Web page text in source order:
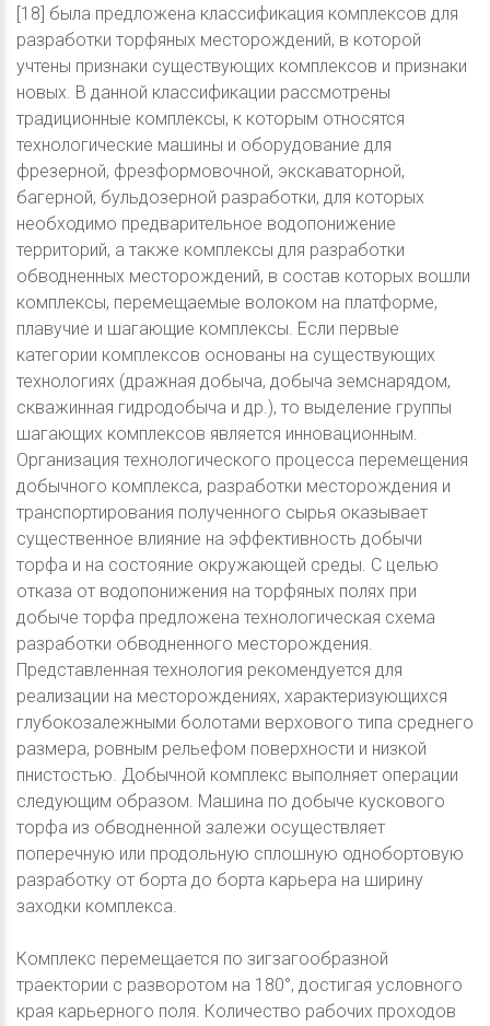
[18] была предложена классификация комплексов для
разработки торфяных месторождений, в которой
учтены признаки существующих комплексов и признаки
новых. В данной классификации рассмотрены
традиционные комплексы, к которым относятся
технологические машины и оборудование для
фрезерной, фрезформовочной, экскаваторной,
багерной, бульдозерной разработки, для которых
необходимо предварительное водопонижение
территорий, а также комплексы для разработки
обводненных месторождений, в состав которых вошли
комплексы, перемещаемые волоком на платформе,
плавучие и шагающие комплексы. Если первые
категории комплексов основаны на существующих
технологиях (дражная добыча, добыча земснарядом,
скважинная гидродобыча и др.), то выделение группы
шагающих комплексов является инновационным.
Организация технологического процесса перемещения
добычного комплекса, разработки месторождения и
транспортирования полученного сырья оказывает
существенное влияние на эффективность добычи
торфа и на состояние окружающей среды. С целью
отказа от водопонижения на торфяных полях при
добыче торфа предложена технологическая схема
разработки обводненного месторождения.
Представленная технология рекомендуется для
реализации на месторождениях, характеризующихся
глубокозалежными болотами верхового типа среднего
размера, ровным рельефом поверхности и низкой
пнистостью. Добычной комплекс выполняет операции
следующим образом. Машина по добыче кускового
торфа из обводненной залежи осуществляет
поперечную или продольную сплошную однобортовую
разработку от борта до борта карьера на ширину
заходки комплекса.
Комплекс перемещается по зигзагообразной
траектории с разворотом на 180°, достигая условного
края карьерного поля. Количество рабочих проходов